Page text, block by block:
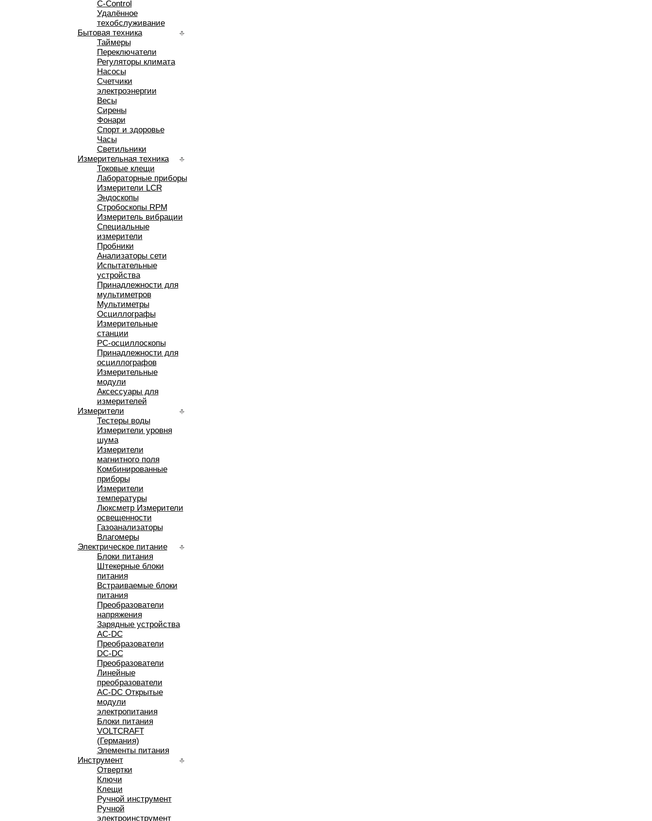
C-Control
Удалённое
техобслуживание
Бытовая техника
Таймеры
Переключатели
Регуляторы климата
Насосы
Счетчики
электроэнергии
Весы
Сирены
Фонари
Спорт и здоровье
Часы
Светильники
Измерительная техника
Токовые клещи
Лабораторные приборы
Измерители LCR
Эндоскопы
Стробоскопы RPM
Измеритель вибрации
Специальные
измерители
Пробники
Анализаторы сети
Испытательные
устройства
Принадлежности для
мультиметров
Мультиметры
Осциллографы
Измерительные
станции
РС-осциллоскопы
Принадлежности для
осциллографов
Измерительные
модули
Аксессуары для
измерителей
Измерители
Тестеры воды
Измерители уровня
шума
Измерители
магнитного поля
Комбинированные
приборы
Измерители
температуры
Люксметр Измерители
освещенности
Газоанализаторы
Влагомеры
Электрическое питание
Блоки питания
Штекерные блоки
питания
Встраиваемые блоки
питания
Преобразователи
напряжения
Зарядные устройства
AC-DC
Преобразователи
DC-DC
Преобразователи
Линейные
преобразователи
AC-DC Открытые
модули
электропитания
Блоки питания
VOLTCRAFT
(Германия)
Элементы питания
Инструмент
Отвертки
Ключи
Клещи
Ручной инструмент
Ручной
электроинструмент